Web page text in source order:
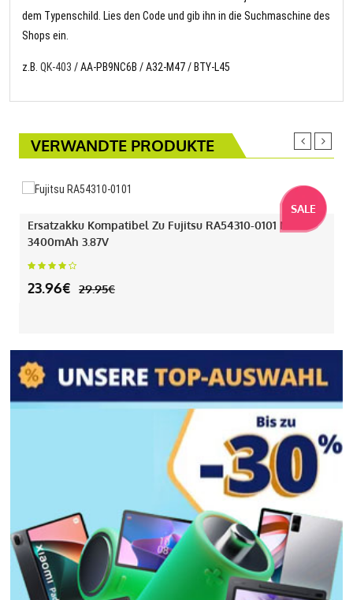
dem Typenschild. Lies den Code und gib ihn in die Suchmaschine des
Shops ein.
z.B. QK-403 / AA-PB9NC6B / A32-M47 / BTY-L45
VERWANDTE PRODUKTE
SALE
Ersatzakku Kompatibel Zu Fujitsu RA54310-0101 Mit
3400mAh 3.87V
23.96€ 29.95€